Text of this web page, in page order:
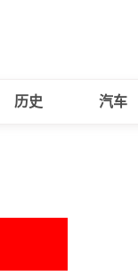
历史 汽车